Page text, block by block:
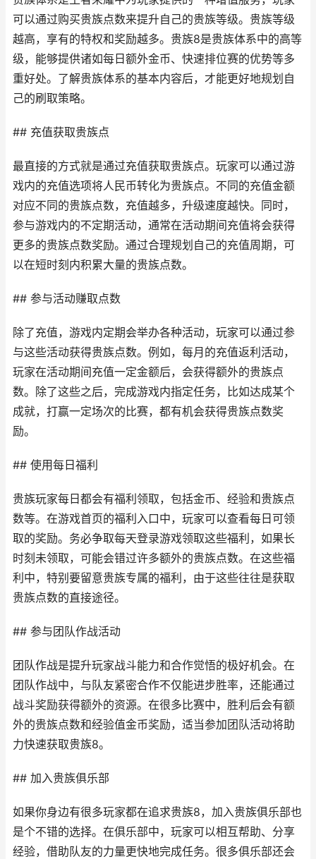
可以通过购买贵族点数来提升自己的贵族等级。贵族等级
越高，享有的特权和奖励越多。贵族8是贵族体系中的高等
级，能够提供诸如每日额外金币、快速排位赛的优势等多
重好处。了解贵族体系的基本内容后，才能更好地规划自
己的刷取策略。
## 充值获取贵族点
最直接的方式就是通过充值获取贵族点。玩家可以通过游
戏内的充值选项将人民币转化为贵族点。不同的充值金额
对应不同的贵族点数，充值越多，升级速度越快。同时，
参与游戏内的不定期活动，通常在活动期间充值将会获得
更多的贵族点数奖励。通过合理规划自己的充值周期，可
以在短时刻内积累大量的贵族点数。
## 参与活动赚取点数
除了充值，游戏内定期会举办各种活动，玩家可以通过参
与这些活动获得贵族点数。例如，每月的充值返利活动，
玩家在活动期间充值一定金额后，会获得额外的贵族点
数。除了这些之后，完成游戏内指定任务，比如达成某个
成就，打赢一定场次的比赛，都有机会获得贵族点数奖
励。
## 使用每日福利
贵族玩家每日都会有福利领取，包括金币、经验和贵族点
数等。在游戏首页的福利入口中，玩家可以查看每日可领
取的奖励。务必争取每天登录游戏领取这些福利，如果长
时刻未领取，可能会错过许多额外的贵族点数。在这些福
利中，特别要留意贵族专属的福利，由于这些往往是获取
贵族点数的直接途径。
## 参与团队作战活动
团队作战是提升玩家战斗能力和合作觉悟的极好机会。在
团队作战中，与队友紧密合作不仅能进步胜率，还能通过
战斗奖励获得额外的资源。在很多比赛中，胜利后会有额
外的贵族点数和经验值金币奖励，适当参加团队活动将助
力快速获取贵族8。
## 加入贵族俱乐部
如果你身边有很多玩家都在追求贵族8，加入贵族俱乐部也
是个不错的选择。在俱乐部中，玩家可以相互帮助、分享
经验，借助队友的力量更快地完成任务。很多俱乐部还会